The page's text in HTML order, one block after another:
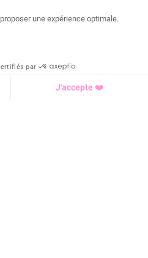
une expérience optimale.
par
J'accepte ❤️